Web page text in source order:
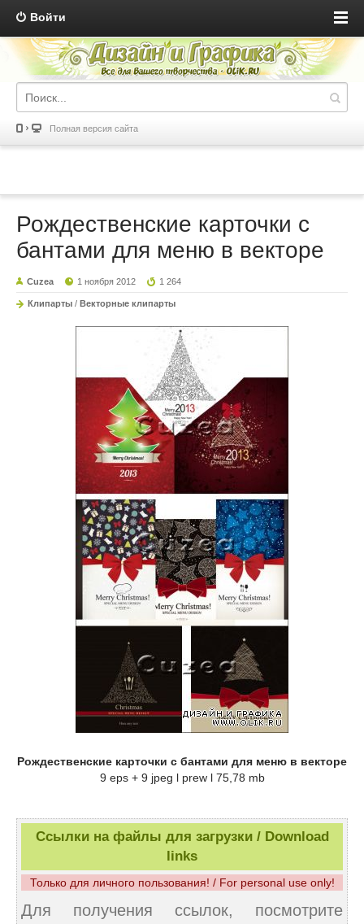
Войти
Полная версия сайта
Рождественские карточки с
бантами для меню в векторе
Cuzea 1 ноября 2012 1 264
Клипарты / Векторные клипарты
Рождественские карточки с бантами для меню в векторе
9 eps + 9 jpeg l prew l 75,78 mb
Ссылки на файлы для загрузки / Download
links
Только для личного пользования! / For personal use only!
Для получения ссылок, посмотрите